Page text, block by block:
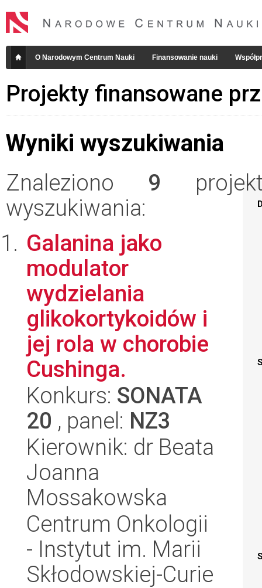
O Narodowym Centrum Nauki Finansowanie nauki
Projekty finansowane
Wyniki wyszukiwania
Znaleziono 9
wyszukiwania:
Galanina jako
modulator
wydzielania
glikokortykoidów i
jej rola w chorobie
Cushinga.
Konkurs: SONATA
20 , panel: NZ3
Kierownik: dr Beata
Joanna
Mossakowska
Centrum Onkologii
- Instytut im. Marii
Skłodowskiej-Curie